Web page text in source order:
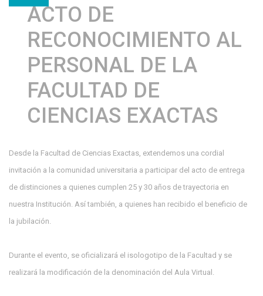
ACTO DE
RECONOCIMIENTO AL
PERSONAL DE LA
FACULTAD DE
CIENCIAS EXACTAS
Desde la Facultad de Ciencias Exactas, extendemos una cordial
invitación a la comunidad universitaria a participar del acto de entrega
de distinciones a quienes cumplen 25 y 30 años de trayectoria en
nuestra Institución. Así también, a quienes han recibido el beneficio de
la jubilación.
Durante el evento, se oficializará el isologotipo de la Facultad y se
realizará la modificación de la denominación del Aula Virtual.